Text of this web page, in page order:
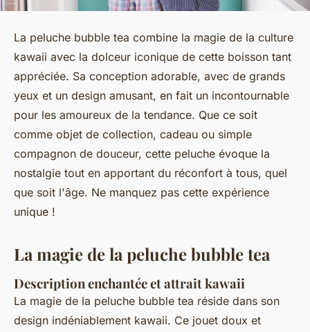
La peluche bubble tea combine la magie de la culture
kawaii avec la dolceur iconique de cette boisson tant
appréciée. Sa conception adorable, avec de grands
yeux et un design amusant, en fait un incontournable
pour les amoureux de la tendance. Que ce soit
comme objet de collection, cadeau ou simple
compagnon de douceur, cette peluche évoque la
nostalgie tout en apportant du réconfort à tous, quel
que soit l'âge. Ne manquez pas cette expérience
unique !
La magie de la peluche bubble tea
Description enchantée et attrait kawaii
La magie de la peluche bubble tea réside dans son
design indéniablement kawaii. Ce jouet doux et